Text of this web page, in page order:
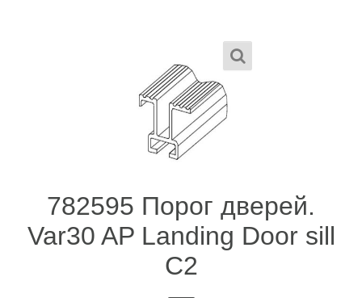
782595 Порог дверей.
Var30 AP Landing Door sill
C2